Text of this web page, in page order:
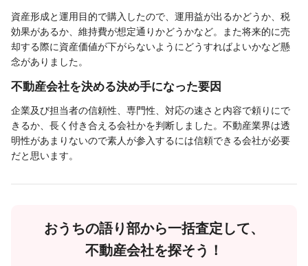
資産形成と運用目的で購入したので、運用益が出るかどうか、税
効果があるか、維持費が想定通りかどうかなど。また将来的に売
却する際に資産価値が下がらないようにどうすればよいかなど懸
念がありました。
不動産会社を決める決め手になった要因
企業及び担当者の信頼性、専門性、対応の速さと内容で頼りにで
きるか、長く付き合える会社かを判断しました。不動産業界は透
明性があまりないので素人が参入するには信頼できる会社が必要
だと思います。
おうちの語り部から一括査定して、
不動産会社を探そう！